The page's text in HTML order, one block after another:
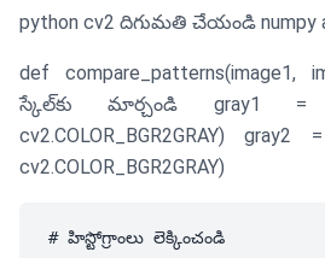
python cv2 దిగుమతి చేయండి
def compare_patterns(image1,
స్కేల్‌కు మార్చండి gray1 =
cv2.COLOR_BGR2GRAY) gray2
cv2.COLOR_BGR2GRAY)
# హిస్టోగ్రాంలు లెక్కించండి